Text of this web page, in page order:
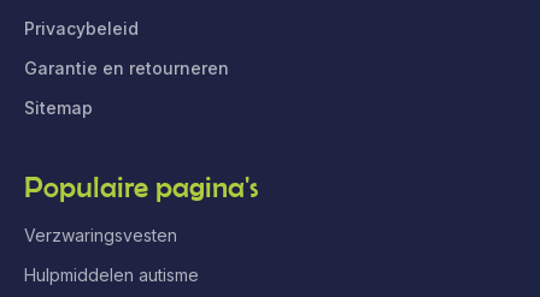
Privacybeleid
Garantie en retourneren
Sitemap
Populaire pagina's
Verzwaringsvesten
Hulpmiddelen autisme